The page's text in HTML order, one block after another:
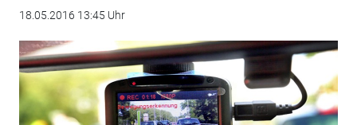
18.05.2016 13:45 Uhr